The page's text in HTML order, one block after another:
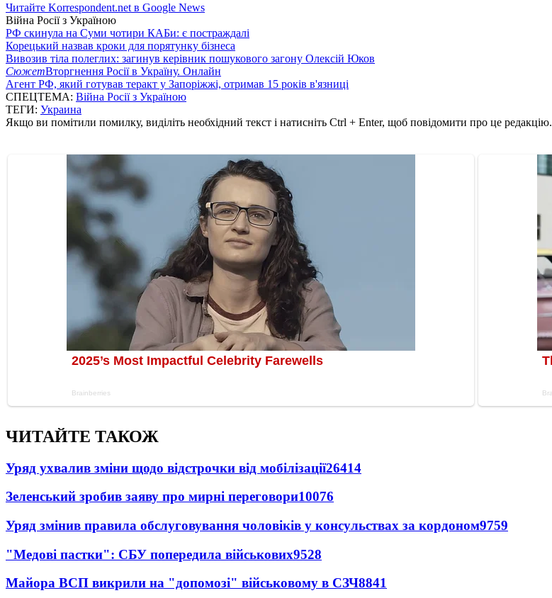
Читайте Korrespondent.net в Google News
Війна Росії з Україною
РФ скинула на Суми чотири КАБи: є постраждалі
Корецький назвав кроки для порятунку бізнеса
Вивозив тіла полеглих: загинув керівник пошукового загону Олексій Юков
СюжетВторгнення Росії в Україну. Онлайн
Агент РФ, який готував теракт у Запоріжжі, отримав 15 років в'язниці
СПЕЦТЕМА: Війна Росії з Україною
ТЕГИ: Украина
Якщо ви помітили помилку, виділіть необхідний текст і натисніть Ctrl + Enter, щоб повідомити про це редакцію.
ЧИТАЙТЕ ТАКОЖ
Уряд ухвалив зміни щодо відстрочки від мобілізації26414
Зеленський зробив заяву про мирні переговори10076
Уряд змінив правила обслуговування чоловіків у консульствах за кордоном9759
"Медові пастки": СБУ попередила військових9528
Майора ВСП викрили на "допомозі" військовому в СЗЧ8841